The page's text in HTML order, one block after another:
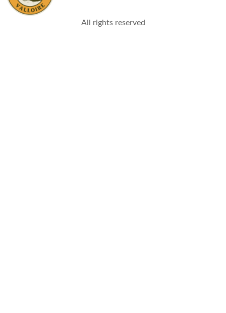
All rights reserved